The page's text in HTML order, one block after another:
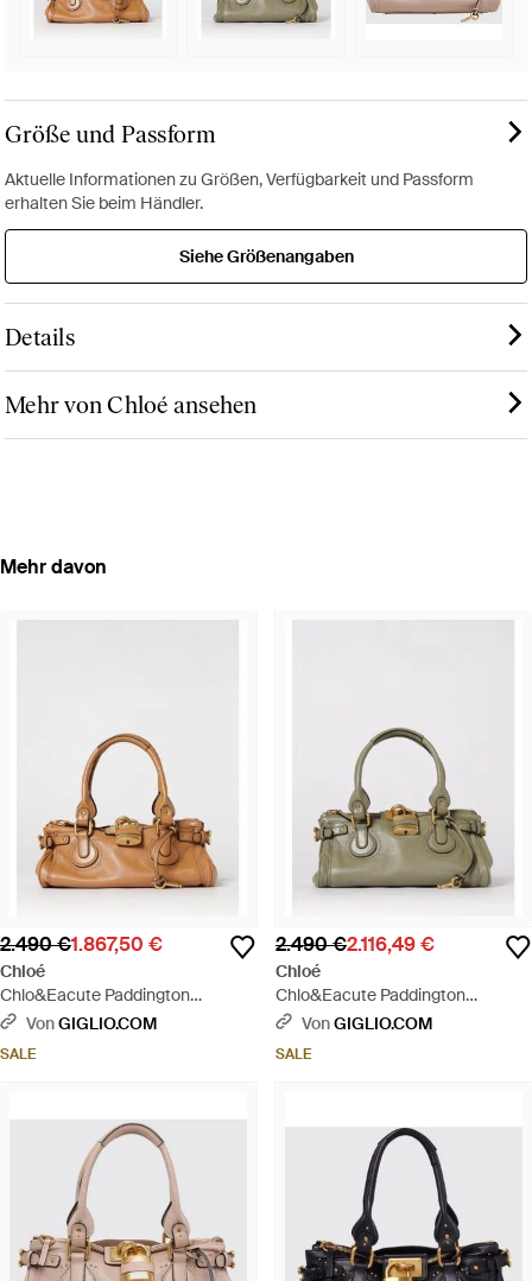
Größe und Passform
Aktuelle Informationen zu Größen, Verfügbarkeit und Passform
erhalten Sie beim Händler.
Siehe Größenangaben
Details
Mehr von Chloé ansehen
Mehr davon
2.490 €1.867,50 €
Chloé
Chlo&Eacute Paddington
Ledertasche - Braun
VonGIGLIO.COM
SALE
2.490 €2.116,49 €
Chloé
Chlo&Eacute Paddington
Ledertasche - Mettallic
VonGIGLIO.COM
SALE